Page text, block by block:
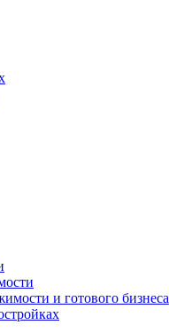
и готового бизнеса